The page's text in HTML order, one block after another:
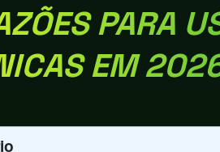
PARA
EM